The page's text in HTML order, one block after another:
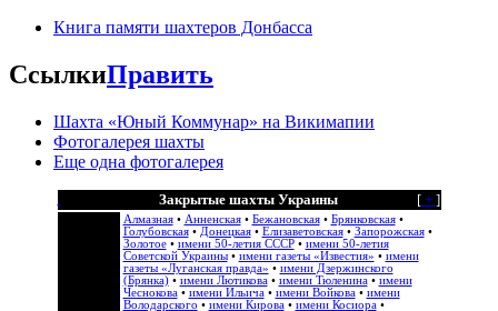
Книга памяти шахтеров Донбасса
СсылкиПравить
Шахта «Юный Коммунар» на Викимапии
Фотогалерея шахты
Еще одна фотогалерея
[+ ]
Закрытые шахты Украины
Алмазная• Анненская• Бежановская• Брянковская•
Голубовская• Донецкая• Елизаветовская• Запорожская•
Золотое• имени 50-летия СССР• имени 50-летия
Советской Украины• имени газеты «Известия» • имени
газеты «Луганская правда» • имени Дзержинского
(Брянка)• имени Лютикова• имени Тюленина• имени
Чеснокова• имени Ильича• имени Войкова• имени
Володарского • имени Кирова• имени Косиора•